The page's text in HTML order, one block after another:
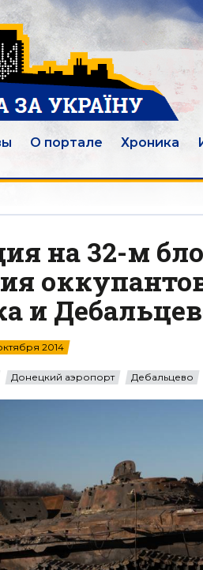
О портале Хроника
на 32-м
и
2014
Донецкий аэропорт Дебальцево